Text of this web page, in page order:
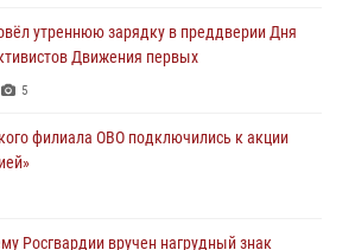
подвела итоги юбилейного личного
утреннюю зарядку в преддверии Дня
Движения первых
5
филиала ОВО подключились к акции
Росгвардии вручен нагрудный знак